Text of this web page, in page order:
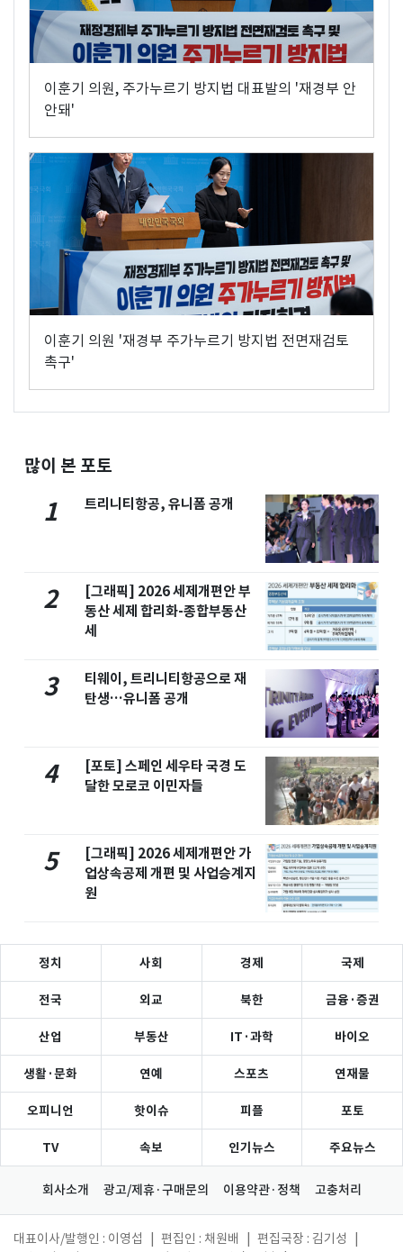
이훈기 의원, 주가누르기 방지법 대표발의 '재경부 안
안돼'
이훈기 의원 '재경부 주가누르기 방지법 전면재검토
촉구'
많이 본 포토
1 트리니티항공, 유니폼 공개
2
[그래픽] 2026 세제개편안 부
동산 세제 합리화-종합부동산
세
3
티웨이, 트리니티항공으로 재
탄생…유니폼 공개
4
[포토] 스페인 세우타 국경 도
달한 모로코 이민자들
5
[그래픽] 2026 세제개편안 가
업상속공제 개편 및 사업승계지
원
정치 사회 경제 국제
전국 외교 북한 금융·증권
산업 부동산 IT·과학 바이오
생활·문화 연예 스포츠 연재물
오피니언 핫이슈 피플 포토
TV 속보 인기뉴스 주요뉴스
회사소개 광고/제휴·구매문의 이용약관·정책 고충처리
대표이사/발행인 : 이영섭 편집인 : 채원배 편집국장 : 김기성